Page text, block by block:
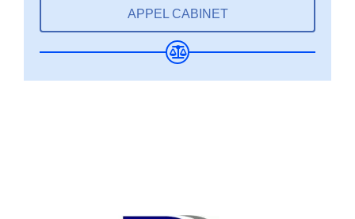
APPEL CABINET